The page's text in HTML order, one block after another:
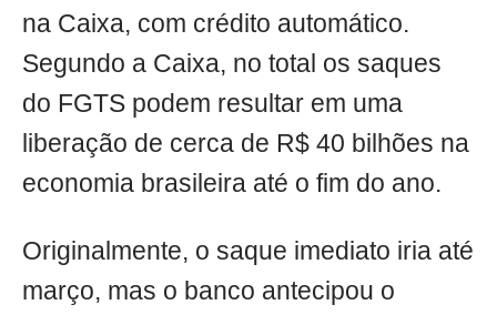
na Caixa, com crédito automático.
Segundo a Caixa, no total os saques
do FGTS podem resultar em uma
liberação de cerca de R$ 40 bilhões na
economia brasileira até o fim do ano.
Originalmente, o saque imediato iria até
março, mas o banco antecipou o